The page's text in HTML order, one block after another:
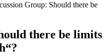
Group: Should there be
there be limits